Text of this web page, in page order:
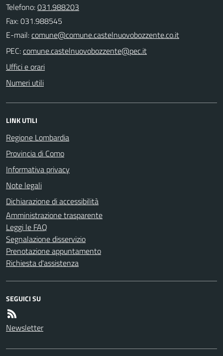
Telefono:031.988203
Fax: 031.988545
E-mail:
PEC:
Uffici e orari
Numeri utili
LINK UTILI
Regione Lombardia
Provincia di Como
Informativa privacy
Note legali
Dichiarazione di accessibilità
Amministrazione trasparente
Leggi le FAQ
Segnalazione disservizio
Prenotazione appuntamento
Richiesta d'assistenza
SEGUICI SU
Newsletter